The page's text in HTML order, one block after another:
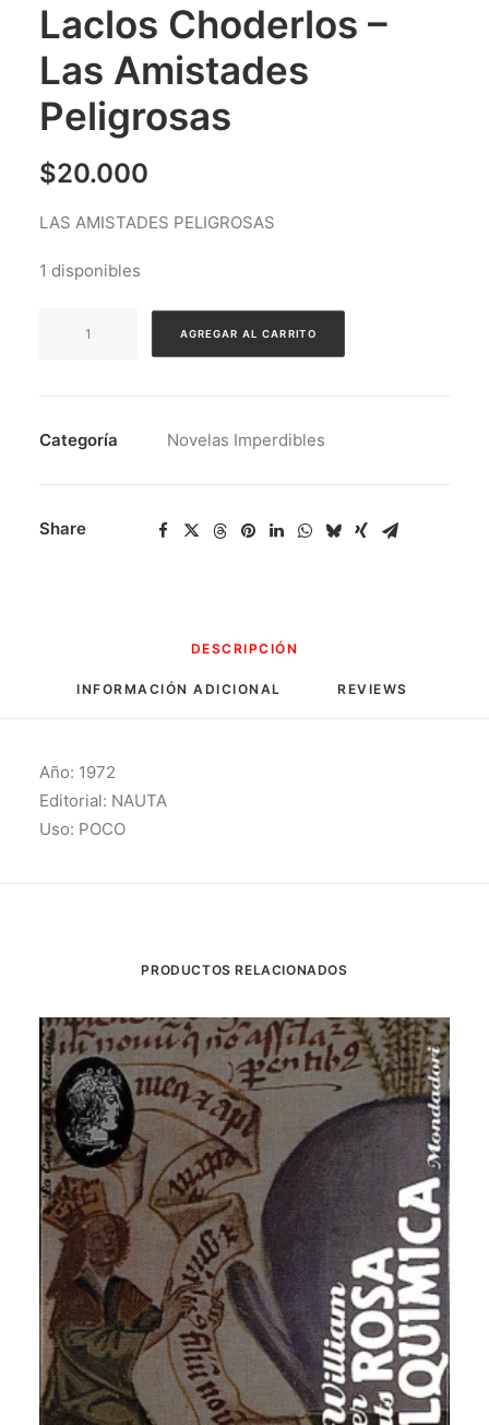
Laclos Choderlos –
Las Amistades
Peligrosas
$20.000
LAS AMISTADES PELIGROSAS
1 disponibles
Amistades
AGREGAR AL CARRITO
Categoría Novelas Imperdibles
Share
DESCRIPCIÓN
INFORMACIÓN ADICIONAL REVIEWS
Año: 1972
Editorial: NAUTA
Uso: POCO
PRODUCTOS RELACIONADOS